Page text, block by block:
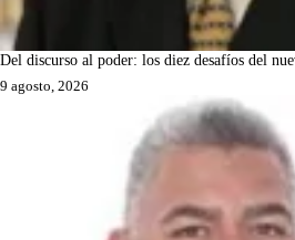
Del discurso al poder: los diez desafíos del
9 agosto, 2026